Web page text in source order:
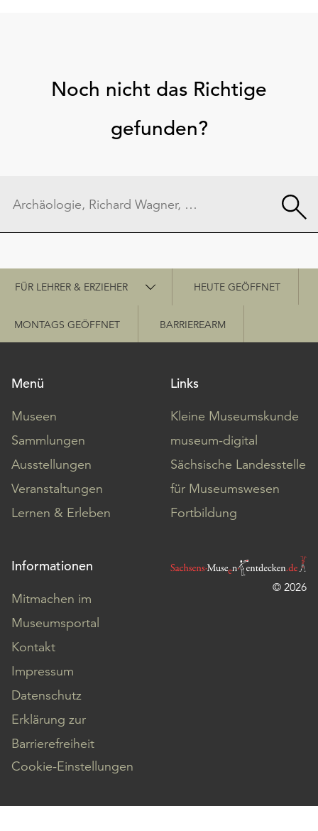
Noch nicht das Richtige
gefunden?
Schnellzugriff
FÜR LEHRER & ERZIEHER HEUTE GEÖFFNET
MONTAGS GEÖFFNET BARRIEREARM
Menü
Museen
Sammlungen
Ausstellungen
Veranstaltungen
Lernen & Erleben
Links
Kleine Museumskunde
museum-digital
Sächsische Landesstelle
für Museumswesen
Fortbildung
Informationen
Mitmachen im
Museumsportal
Kontakt
Impressum
Datenschutz
Erklärung zur
Barrierefreiheit
Cookie-Einstellungen
© 2026